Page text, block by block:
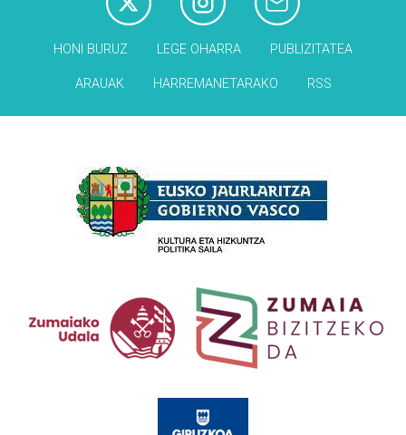
HONI BURUZ LEGE OHARRA PUBLIZITATEA
ARAUAK HARREMANETARAKO RSS